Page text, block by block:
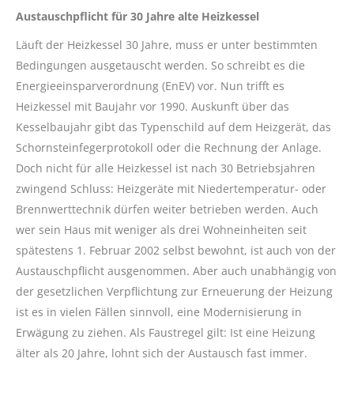
Austauschpflicht für 30 Jahre alte Heizkessel
Läuft der Heizkessel 30 Jahre, muss er unter bestimmten
Bedingungen ausgetauscht werden. So schreibt es die
Energieeinsparverordnung (EnEV) vor. Nun trifft es
Heizkessel mit Baujahr vor 1990. Auskunft über das
Kesselbaujahr gibt das Typenschild auf dem Heizgerät, das
Schornsteinfegerprotokoll oder die Rechnung der Anlage.
Doch nicht für alle Heizkessel ist nach 30 Betriebsjahren
zwingend Schluss: Heizgeräte mit Niedertemperatur- oder
Brennwerttechnik dürfen weiter betrieben werden. Auch
wer sein Haus mit weniger als drei Wohneinheiten seit
spätestens 1. Februar 2002 selbst bewohnt, ist auch von der
Austauschpflicht ausgenommen. Aber auch unabhängig von
der gesetzlichen Verpflichtung zur Erneuerung der Heizung
ist es in vielen Fällen sinnvoll, eine Modernisierung in
Erwägung zu ziehen. Als Faustregel gilt: Ist eine Heizung
älter als 20 Jahre, lohnt sich der Austausch fast immer.